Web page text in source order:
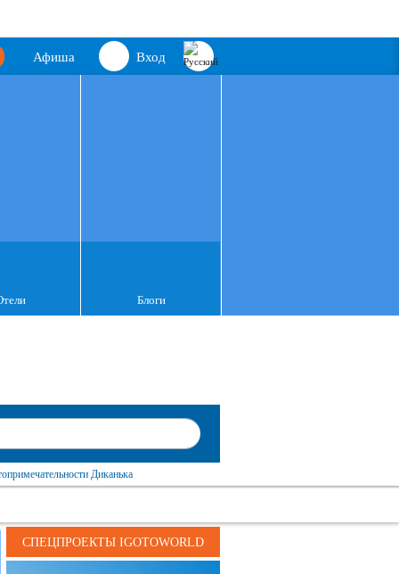
Вход
Афиша
Блоги
Диканька
СПЕЦПРОЕКТЫ IGOTOWORLD